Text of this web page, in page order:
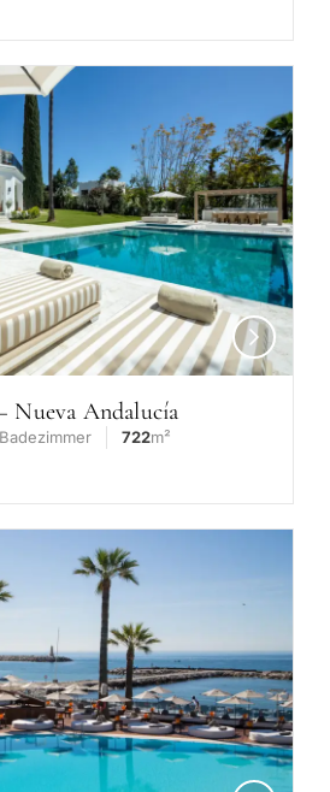
Andalucía
Badezimmer 722m²